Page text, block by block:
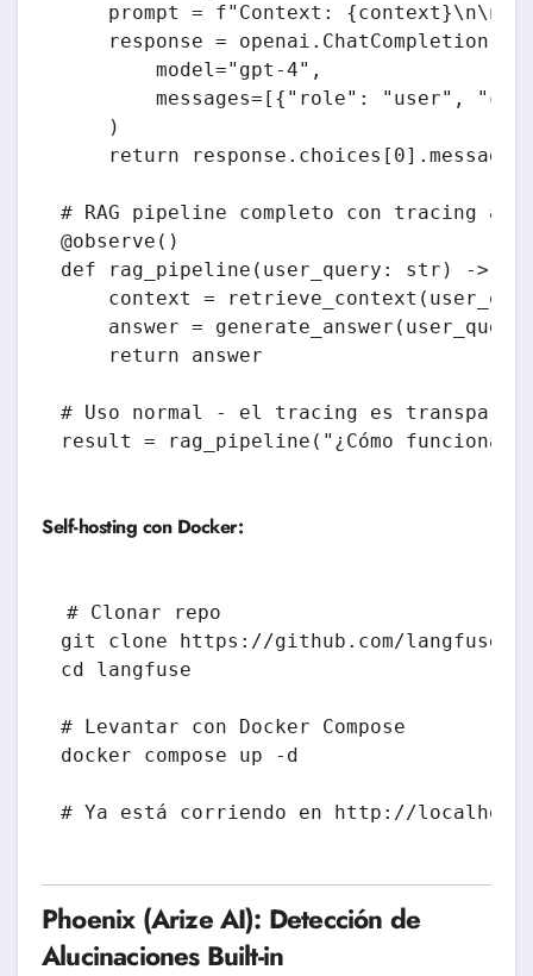
prompt = f"Context:
response =
        model="gpt-4",
messages=[{"role": "user",
    )
return
# RAG pipeline completo con tracing
@observe()
def rag_pipeline(user_query: str) ->
context =
answer =
    return answer
# Uso normal - el tracing es
Self-hosting con Docker:
# Clonar repo
git clone https://github.com/langfuse/
cd langfuse
# Levantar con Docker Compose
docker compose up -d
Phoenix (Arize AI): Detección de
Alucinaciones Built-in